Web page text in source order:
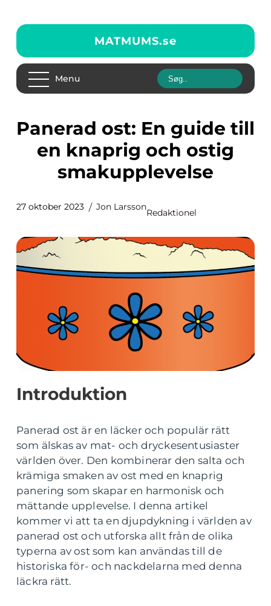
MATMUMS.se
Menu
Panerad ost: En guide till
en knaprig och ostig
smakupplevelse
27 oktober 2023 Jon Larsson
Redaktionel
Introduktion
Panerad ost är en läcker och populär rätt
som älskas av mat- och dryckesentusiaster
världen över. Den kombinerar den salta och
krämiga smaken av ost med en knaprig
panering som skapar en harmonisk och
mättande upplevelse. I denna artikel
kommer vi att ta en djupdykning i världen av
panerad ost och utforska allt från de olika
typerna av ost som kan användas till de
historiska för- och nackdelarna med denna
läckra rätt.